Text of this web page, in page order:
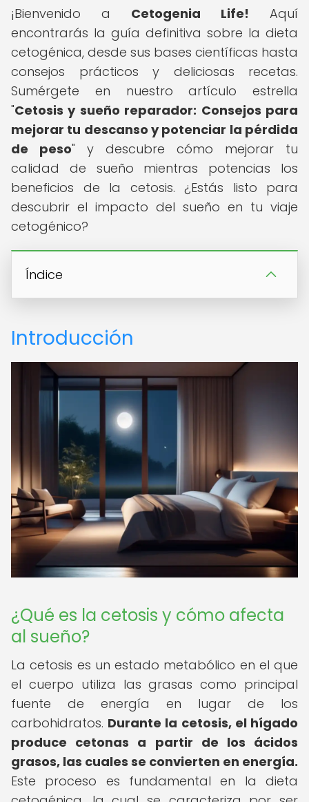
¡Bienvenido a Cetogenia Life! Aquí
encontrarás la guía definitiva sobre la dieta
cetogénica, desde sus bases científicas hasta
consejos prácticos y deliciosas recetas.
Sumérgete en nuestro artículo estrella
"Cetosis y sueño reparador: Consejos para
mejorar tu descanso y potenciar la pérdida
de peso" y descubre cómo mejorar tu
calidad de sueño mientras potencias los
beneficios de la cetosis. ¿Estás listo para
descubrir el impacto del sueño en tu viaje
cetogénico?
Índice
Introducción
¿Qué es la cetosis y cómo afecta
al sueño?
La cetosis es un estado metabólico en el que
el cuerpo utiliza las grasas como principal
fuente de energía en lugar de los
carbohidratos. Durante la cetosis, el hígado
produce cetonas a partir de los ácidos
grasos, las cuales se convierten en energía.
Este proceso es fundamental en la dieta